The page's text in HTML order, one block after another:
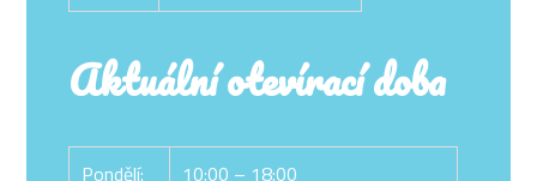
Aktuální otevírací doba
Pondělí:
10:00 – 18:00